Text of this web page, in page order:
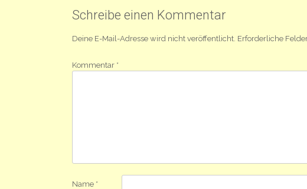
Navigation
Schreibe einen Kommentar
Deine E-Mail-Adresse wird nicht veröffentlicht. Erforderliche
Kommentar *
Name *